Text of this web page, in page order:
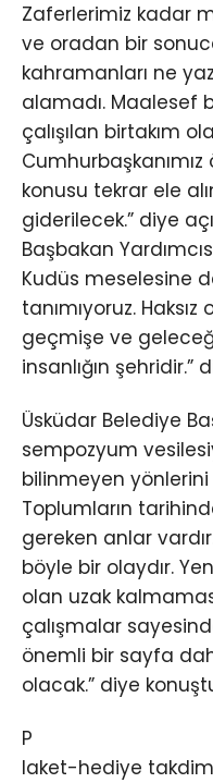
Zaferlerimiz kadar
ve oradan bir
kahramanları ne
alamadı. Maalesef
çalışılan birtakım
konusu tekrar ele
giderilecek.” diye
Başbakan
Kudüs meselesine
tanımıyoruz.
geçmişe ve
insanlığın şehridir.”
Üsküdar Belediye
sempozyum
bilinmeyen
Toplumların
gereken anlar
böyle bir olaydır.
olan uzak
çalışmalar
önemli bir sayfa
olacak.” diye
P
laket-hediye